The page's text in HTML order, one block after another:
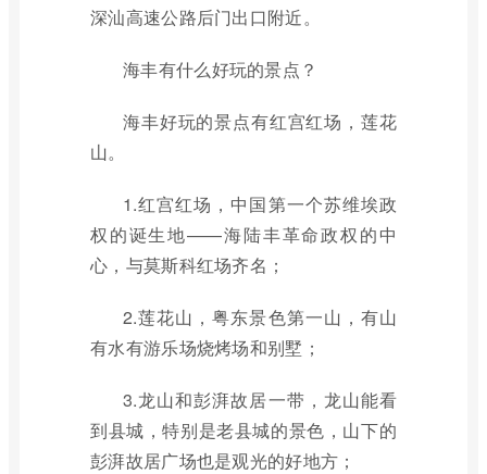
深汕高速公路后门出口附近。
海丰有什么好玩的景点？
海丰好玩的景点有红宫红场，莲花
山。
1.红宫红场，中国第一个苏维埃政
权的诞生地——海陆丰革命政权的中
心，与莫斯科红场齐名；
2.莲花山，粤东景色第一山，有山
有水有游乐场烧烤场和别墅；
3.龙山和彭湃故居一带，龙山能看
到县城，特别是老县城的景色，山下的
彭湃故居广场也是观光的好地方；